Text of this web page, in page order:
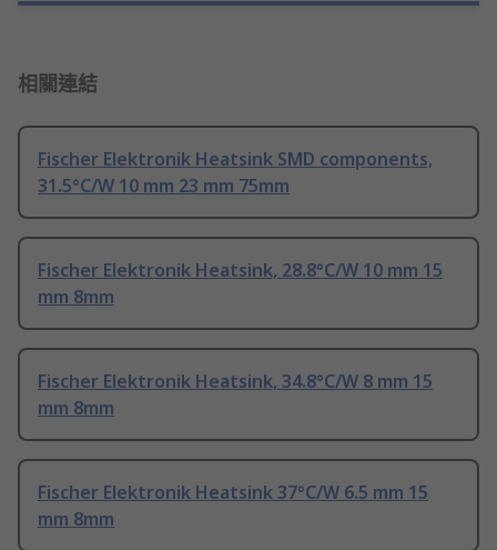
相關連結
Fischer Elektronik Heatsink SMD components,
31.5°C/W 10 mm 23 mm 75mm
Fischer Elektronik Heatsink, 28.8°C/W 10 mm 15
mm 8mm
Fischer Elektronik Heatsink, 34.8°C/W 8 mm 15
mm 8mm
Fischer Elektronik Heatsink 37°C/W 6.5 mm 15
mm 8mm